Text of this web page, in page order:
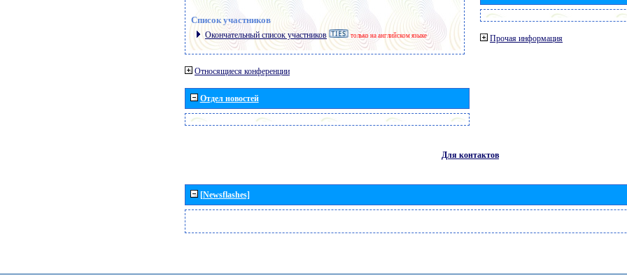
Список участников
Окончательный список участников только на английском языке
Относящиеся конференции
Отдел новостей
Прочая информация
Для контактов
[Newsflashes]